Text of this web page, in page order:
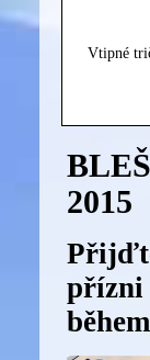
Vtipné
2015
přízni